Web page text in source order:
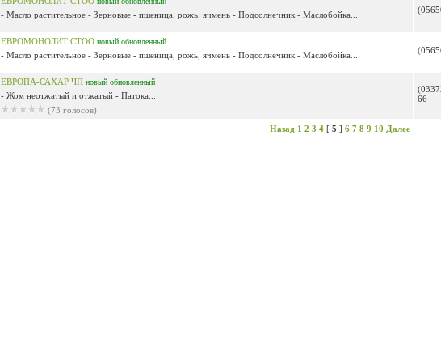
- Масло растительное - Зерновые - пшеница, рожь, ячмень - Подсолнечник - Маслобойка...
ЕВРОМОНОЛИТ СТОО новый обновленный
- Масло растительное - Зерновые - пшеница, рожь, ячмень - Подсолнечник - Маслобойка...
ЕВРОПА-САХАР ЧП новый обновленный
- Жом неотжатый и отжатый - Патока...
(73 голосов)
66
Назад 1 2 3 4[ 5 ] 6 7 8 9 10 Далее